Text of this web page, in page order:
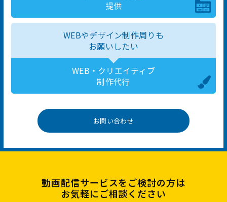
提供
WEBやデザイン制作周りも
お願いしたい
WEB・クリエイティブ
制作代行
お問い合わせ
動画配信サービスをご検討の方は
お気軽にご相談ください